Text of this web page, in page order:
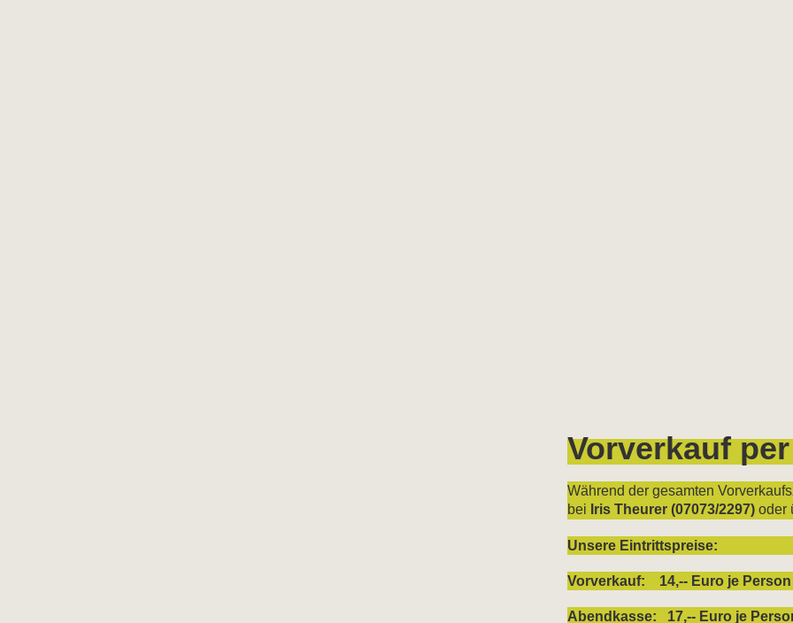
Vorverkauf
Während der gesamten
bei Iris Theurer (07073/2297) oder
Unsere Eintrittspreise:
Vorverkauf: 14,-- Euro je
Abendkasse: 17,-- Euro je